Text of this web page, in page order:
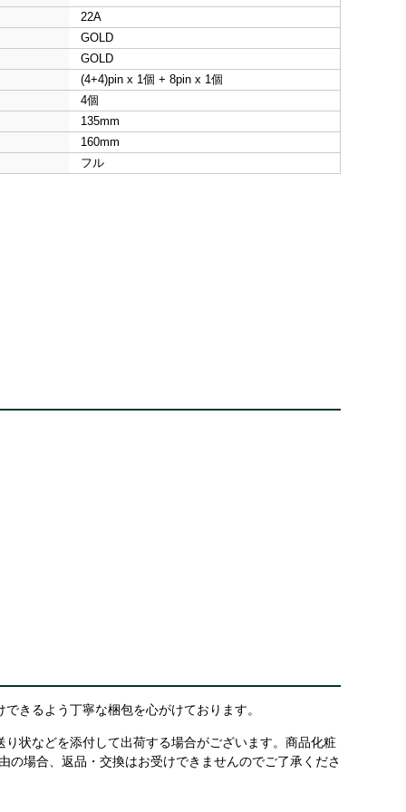
22A
GOLD
GOLD
(4+4)pin x 1個 + 8pin x 1個
4個
135mm
160mm
フル
きるよう丁寧な梱包を心がけております。
状などを添付して出荷する場合がございます。商品化粧
場合、返品・交換はお受けできませんのでご了承くださ